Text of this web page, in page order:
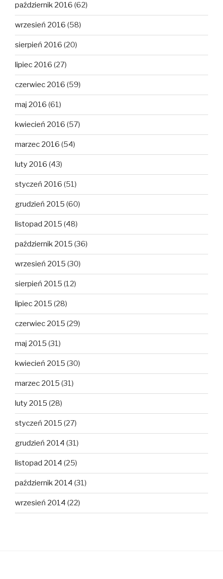
październik 2016 (62)
wrzesień 2016 (58)
sierpień 2016 (20)
lipiec 2016 (27)
czerwiec 2016 (59)
maj 2016 (61)
kwiecień 2016 (57)
marzec 2016 (54)
luty 2016 (43)
styczeń 2016 (51)
grudzień 2015 (60)
listopad 2015 (48)
październik 2015 (36)
wrzesień 2015 (30)
sierpień 2015 (12)
lipiec 2015 (28)
czerwiec 2015 (29)
maj 2015 (31)
kwiecień 2015 (30)
marzec 2015 (31)
luty 2015 (28)
styczeń 2015 (27)
grudzień 2014 (31)
listopad 2014 (25)
październik 2014 (31)
wrzesień 2014 (22)